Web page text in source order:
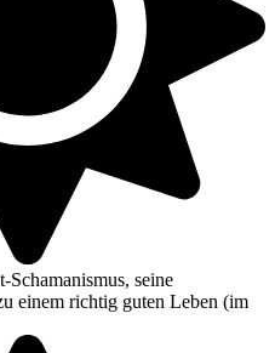
seine
einem richtig guten Leben (im